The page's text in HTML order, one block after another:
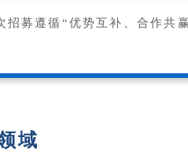
募遵循“优势互补、合作共
域